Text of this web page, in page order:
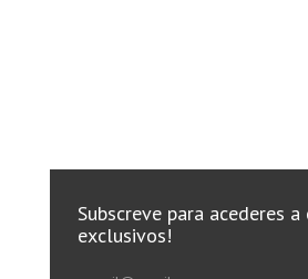
Subscreve para acederes
exclusivos!